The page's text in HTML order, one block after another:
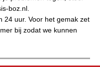
boz.nl.
24 uur. Voor het gemak zet
bij zodat we kunnen